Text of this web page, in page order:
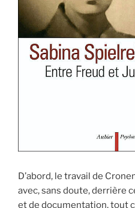
D’abord, le travail de
avec, sans doute, derrière
et de documentation, tout